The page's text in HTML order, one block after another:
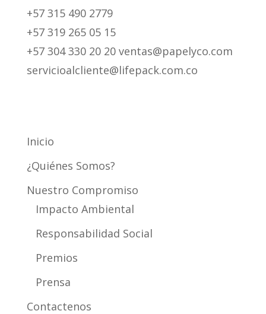
+57 315 490 2779
+57 319 265 05 15
+57 304 330 20 20 ventas@papelyco.com
servicioalcliente@lifepack.com.co
Inicio
¿Quiénes Somos?
Nuestro Compromiso
Impacto Ambiental
Responsabilidad Social
Premios
Prensa
Contactenos